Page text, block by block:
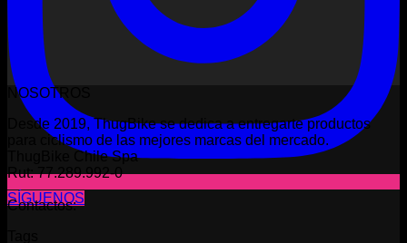
SÍGUENOS
NOSOTROS
Desde 2019, ThugBike se dedica a entregarte productos
para ciclismo de las mejores marcas del mercado.
ThugBike Chile Spa
Rut: 77.289.992-0
Contactos: